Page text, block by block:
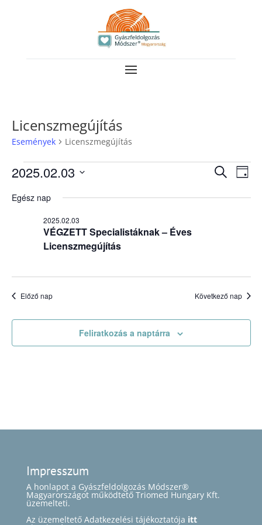
Licenszmegújítás
Események Licenszmegújítás
Események
2025.02.03
Keresett
Nap
2025.02.03
kiválasztása.
Egész nap
VÉGZETT Specialistáknak – Éves
Licenszmegújítás
2025.02.03
Előző nap Következő nap
Feliratkozás a naptárra
Impresszum
A honlapot a Gyászfeldolgozás Módszer®
Magyarországot működtető Triomed Hungary Kft.
üzemelteti.
Az üzemeltető Adatkezelési tájékoztatója itt